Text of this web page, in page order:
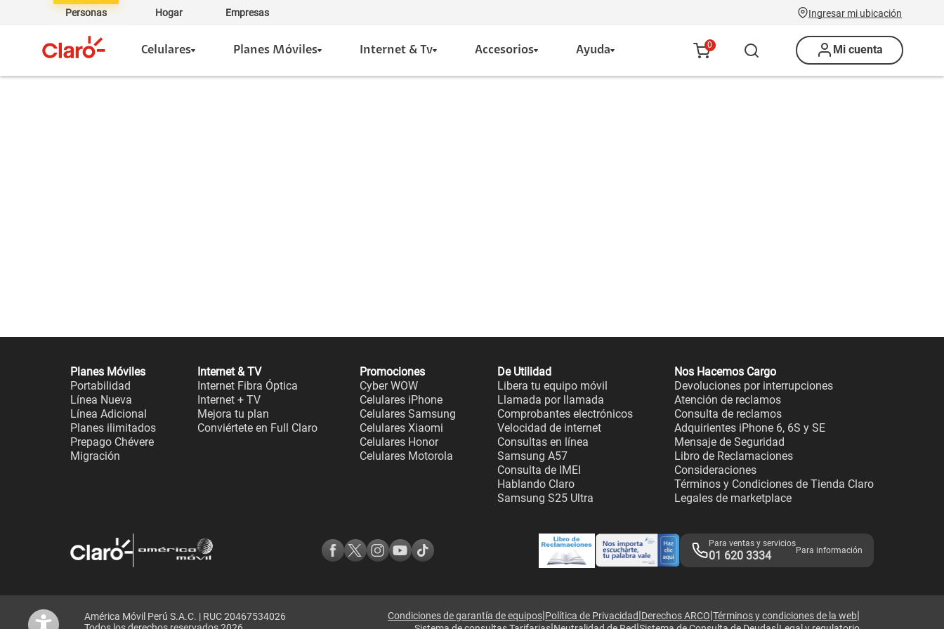
Personas Hogar Empresas Ingresar mi ubicación
Celulares Planes Móviles Internet & Tv Accesorios Ayuda 0 Mi cuenta
Planes Móviles
Portabilidad
Línea Nueva
Línea Adicional
Planes ilimitados
Prepago Chévere
Migración
Internet & TV
Internet Fibra Óptica
Internet + TV
Mejora tu plan
Conviértete en Full Claro
Promociones
Cyber WOW
Celulares iPhone
Celulares Samsung
Celulares Xiaomi
Celulares Honor
Celulares Motorola
De Utilidad
Libera tu equipo móvil
Llamada por llamada
Comprobantes electrónicos
Velocidad de internet
Consultas en línea
Samsung A57
Consulta de IMEI
Hablando Claro
Samsung S25 Ultra
Nos Hacemos Cargo
Devoluciones por interrupciones
Atención de reclamos
Consulta de reclamos
Adquirientes iPhone 6, 6S y SE
Mensaje de Seguridad
Libro de Reclamaciones
Consideraciones
Términos y Condiciones de Tienda Claro
Legales de marketplace
Para ventas y servicios
01 620 3334 Para información
América Móvil Perú S.A.C. | RUC 20467534026
Condiciones de garantía de equipos|Política de Privacidad|Derechos ARCO|Términos y condiciones de la web|